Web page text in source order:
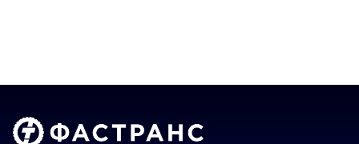
Волгоград
Донецк